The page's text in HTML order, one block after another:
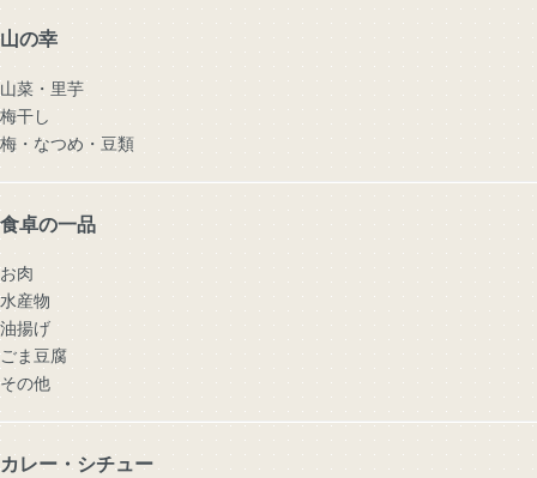
山の幸
山菜・里芋
梅干し
梅・なつめ・豆類
食卓の一品
お肉
水産物
油揚げ
ごま豆腐
その他
カレー・シチュー